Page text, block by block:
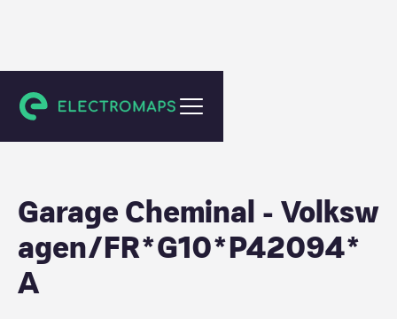
Feurs
Garage Cheminal - Volksw
agen/FR*G10*P42094*
A